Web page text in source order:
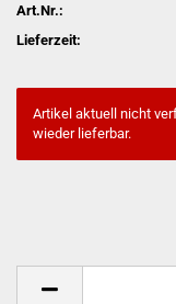
Art.Nr.:
Lieferzeit:
Artikel aktuell nicht
wieder lieferbar.